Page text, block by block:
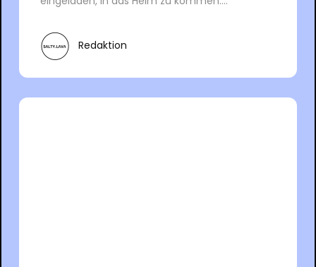
Redaktion